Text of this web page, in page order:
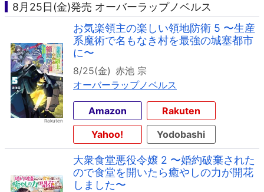
8月25日(金)発売 オーバーラップノベルス
お気楽領主の楽しい領地防衛 5 〜生産
系魔術で名もなき村を最強の城塞都市
に〜
8/25(金) 赤池 宗
オーバーラップノベルス
Amazon
Rakuten
Yahoo!
Yodobashi
大衆食堂悪役令嬢 2 〜婚約破棄された
ので食堂を開いたら癒やしの力が開花
しました〜